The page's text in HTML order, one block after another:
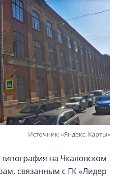
Источник: «Яндекс. Карты»
на Чкаловском
связанным с ГК «Лидер